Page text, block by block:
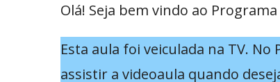
Olá! Seja bem vindo ao Programa
Esta aula foi veiculada na TV.
assistir a videoaula quando